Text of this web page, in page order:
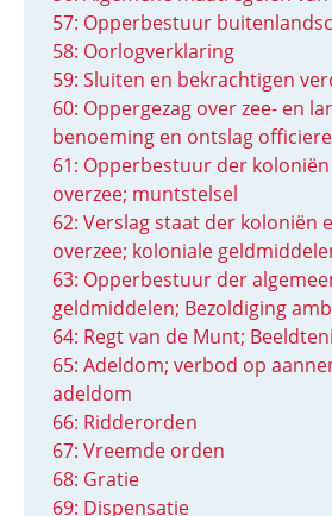
57: Opperbestuur
58: Oorlogverklaring
59: Sluiten en bekrachtigen
60: Oppergezag over zee- en
benoeming en ontslag
61: Opperbestuur der
overzee; muntstelsel
62: Verslag staat der koloniën
overzee; koloniale
63: Opperbestuur der
geldmiddelen; Bezoldiging
64: Regt van de Munt;
65: Adeldom; verbod op
adeldom
66: Ridderorden
67: Vreemde orden
68: Gratie
69: Dispensatie